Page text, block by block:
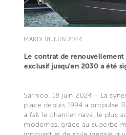
MARDI 18 JUIN 2024
Le contrat de renouvellement
exclusif jusqu'en 2030 a été
Sarnico, 18 juin 2024 – La
place depuis 1994 a propulsé
a fait le chantier naval le plus
modernes, grâce au superbe